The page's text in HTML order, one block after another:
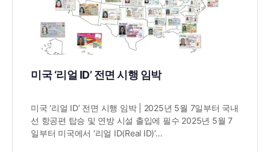
미국 ‘리얼 ID’ 전면 시행 임박
미국 ‘리얼 ID’ 전면 시행 임박 | 2025년 5월 7일부터 국내
선 항공편 탑승 및 연방 시설 출입에 필수 2025년 5월 7
일부터 미국에서 ‘리얼 ID(Real ID)’…